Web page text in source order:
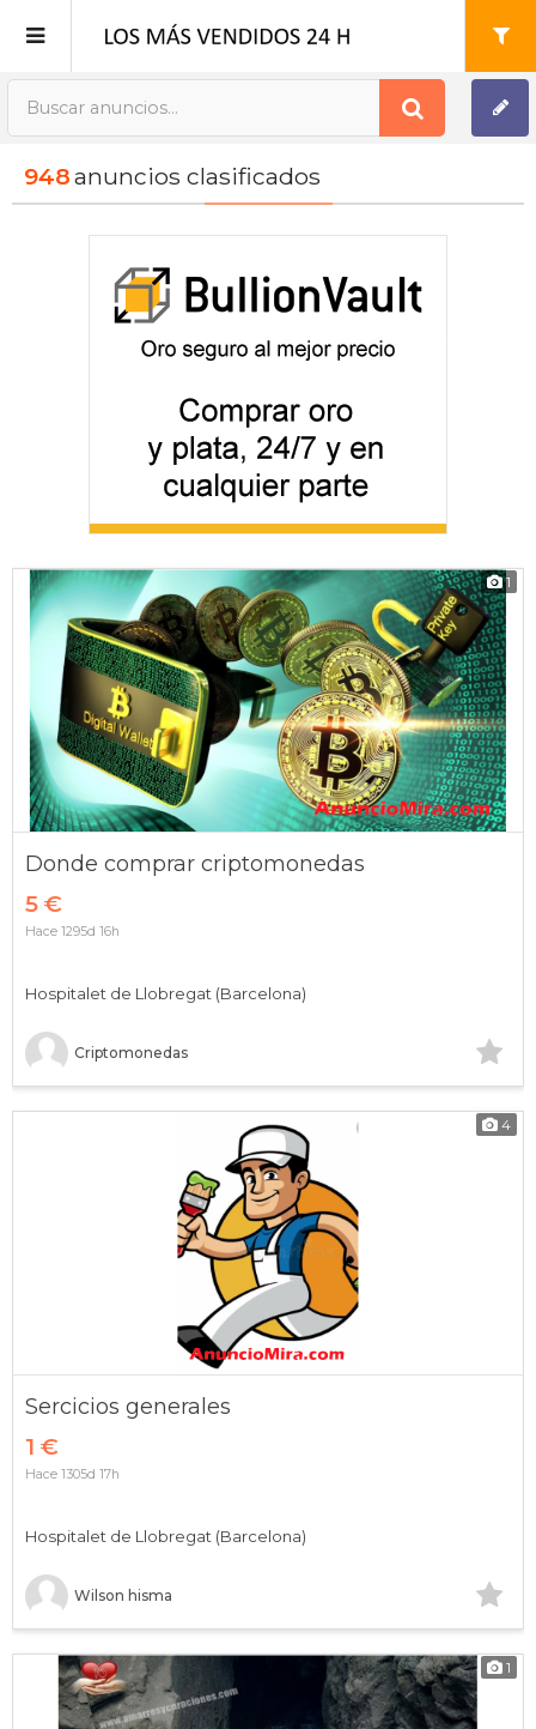
Publica tu Anuncio
Registro
948anuncios clasificados
1
Donde comprar criptomonedas
5 €
Criptomonedas
Hospitalet de Llobregat (Barcelona)
Hace 1295d 16h
4
Sercicios generales
1 €
Wilson hisma
Hospitalet de Llobregat (Barcelona)
Hace 1305d 17h
1